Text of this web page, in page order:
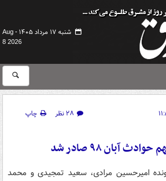
شنبه ۱۷ مرداد ۱۴۰۵ -
Aug
8 2026
۲۸ نظر
چاپ
آبان ۹۸ صادر شد
امیرحسین مرادی، سعید تمجیدی و محمد